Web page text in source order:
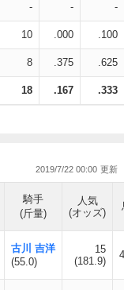
- - -
10 .000 .100
8 .375 .625
18 .167 .333
2019/7/22 00:00
騎手
(斤量)
人気
(オッズ)
古川 吉洋
(55.0)
15
(181.9)